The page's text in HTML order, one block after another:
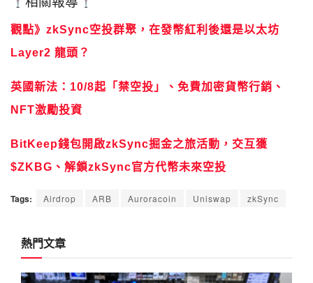
觀點》zkSync空投群聚，在發幣紅利後還是以太坊
Layer2 龍頭？
英國新法：10/8起「禁空投」、免費加密貨幣行銷、
NFT激勵投資
BitKeep錢包開啟zkSync掘金之旅活動，交互獲
$ZKBG、解鎖zkSync官方代幣未來空投
Tags: Airdrop ARB Auroracoin Uniswap zkSync
熱門文章